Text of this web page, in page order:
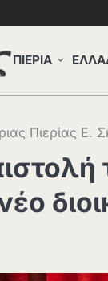
ΠΙΕΡΙΑ
Πιερίας Ε.